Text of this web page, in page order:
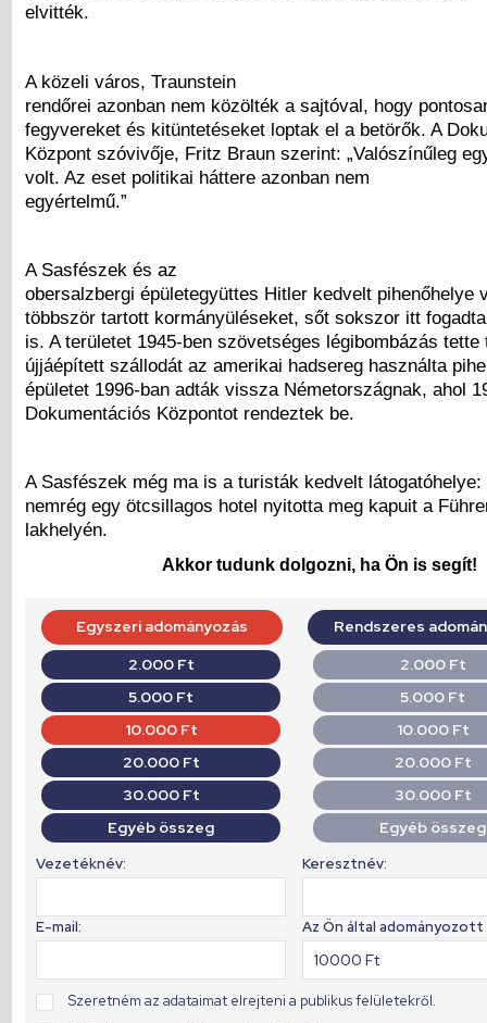
elvitték.
A közeli város, Traunstein
rendőrei azonban nem közölték a sajtóval, hogy
fegyvereket és kitüntetéseket loptak el a betörők. A
Központ szóvivője, Fritz Braun szerint: „Valószínűleg
volt. Az eset politikai háttere azonban nem
egyértelmű.”
A Sasfészek és az
obersalzbergi épületegyüttes Hitler kedvelt pihenőhelye
többször tartott kormányüléseket, sőt sokszor itt
is. A területet 1945-ben szövetséges légibombázás
újjáépített szállodát az amerikai hadsereg használta
épületet 1996-ban adták vissza Németországnak, ahol
Dokumentációs Központot rendeztek be.
A Sasfészek még ma is a turisták kedvelt látogatóhelye:
nemrég egy ötcsillagos hotel nyitotta meg kapuit a
lakhelyén.
Akkor tudunk dolgozni, ha Ön is segít!